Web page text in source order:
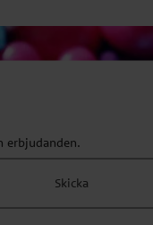
erbjudanden.
Skicka